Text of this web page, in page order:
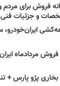
فروش برای
و جزئیات فنی و
ایران‌خودرو،
فروش مردادماه
پژو پارس +